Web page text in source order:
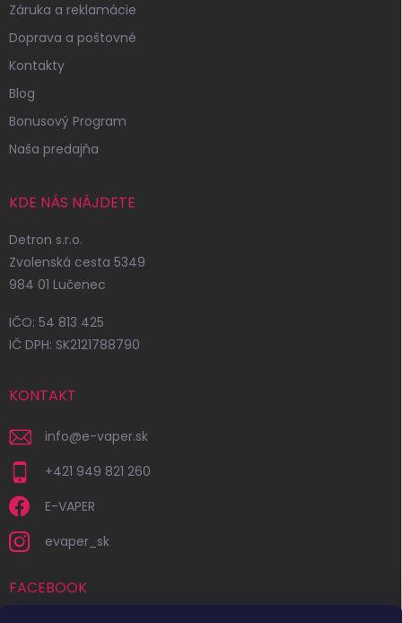
Záruka a reklamácie
Doprava a poštovné
Kontakty
Blog
Bonusový Program
Naša predajňa
KDE NÁS NÁJDETE
Detron s.r.o.
Zvolenská cesta 5349
984 01 Lučenec
IČO: 54 813 425
IČ DPH: SK2121788790
KONTAKT
info@e-vaper.sk
+421 949 821 260
E-VAPER
evaper_sk
FACEBOOK